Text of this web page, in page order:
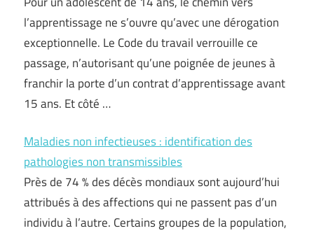
l’apprentissage ne s’ouvre qu’avec une dérogation
exceptionnelle. Le Code du travail verrouille ce
passage, n’autorisant qu’une poignée de jeunes à
franchir la porte d’un contrat d’apprentissage avant
15 ans. Et côté …
Maladies non infectieuses : identification des
pathologies non transmissibles
Près de 74 % des décès mondiaux sont aujourd’hui
attribués à des affections qui ne passent pas d’un
individu à l’autre. Certains groupes de la population,